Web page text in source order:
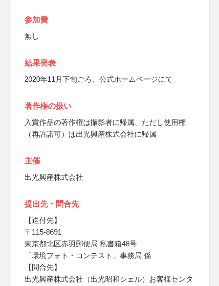
参加費
無し
結果発表
2020年11月下旬ごろ、公式ホームページにて
著作権の扱い
入賞作品の著作権は撮影者に帰属、ただし使用権
（再許諾可）は出光興産株式会社に帰属
主催
出光興産株式会社
提出先・問合先
【送付先】
〒115-8691
東京都北区赤羽郵便局 私書箱48号
「環境フォト・コンテスト」事務局 係
【問合先】
出光興産株式会社（出光昭和シェル）お客様センタ